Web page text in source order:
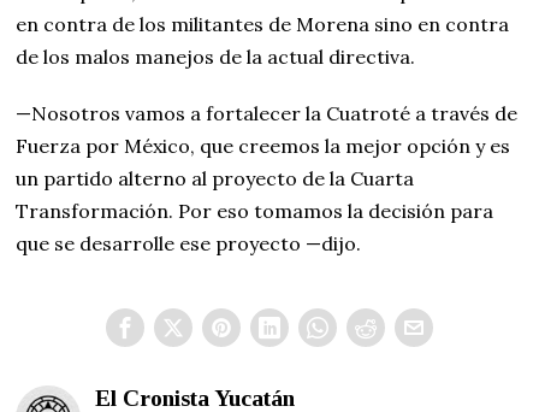
en contra de los militantes de Morena sino en contra
de los malos manejos de la actual directiva.
—Nosotros vamos a fortalecer la Cuatroté a través de
Fuerza por México, que creemos la mejor opción y es
un partido alterno al proyecto de la Cuarta
Transformación. Por eso tomamos la decisión para
que se desarrolle ese proyecto —dijo.
El Cronista Yucatán